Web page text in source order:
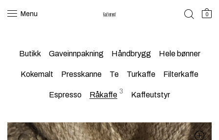
Menu 0
Butikk Gaveinnpakning Håndbrygg Hele bønner
Kokemalt Presskanne Te Turkaffe Filterkaffe
Espresso Råkaffe 3 Kaffeutstyr